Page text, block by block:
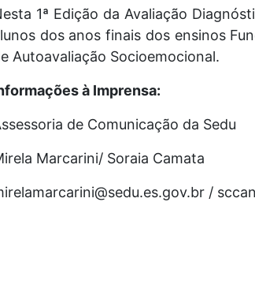
1ª Edição da Avaliação
dos anos finais dos ensinos
Autoavaliação Socioemocional.
à Imprensa:
de Comunicação da Sedu
Marcarini/ Soraia Camata
/